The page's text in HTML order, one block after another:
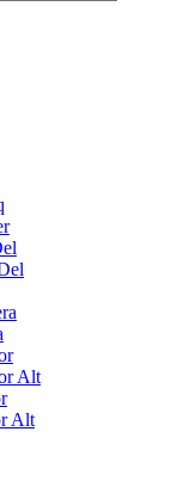
Alt
Alt